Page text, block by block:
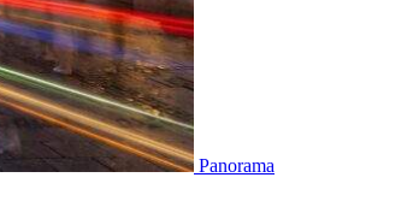
Panorama